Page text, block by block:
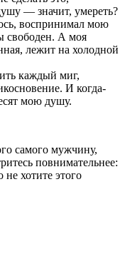
— значит, умереть?
воспринимал мою
свободен. А моя
лежит на холодной
каждый миг,
И когда-
мою душу.
самого мужчину,
повнимательнее:
хотите этого